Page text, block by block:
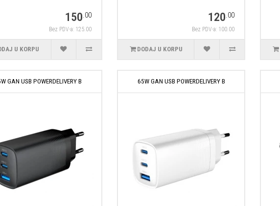
150.00
Bez PDV-a: 125.00
U KORPU
120.00
Bez PDV-a: 100.00
DODAJ U KORPU
GAN USB POWERDELIVERY B 65W GAN USB POWERDELIVERY B